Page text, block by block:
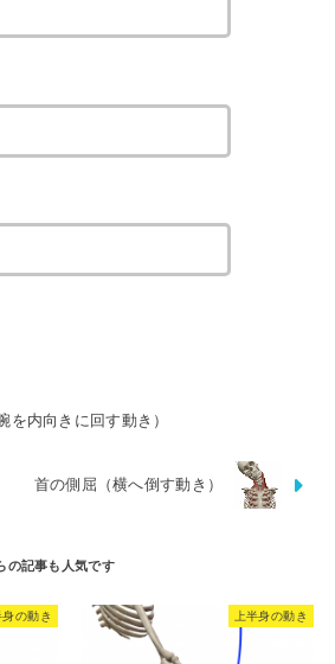
を内向きに回す動き）
首の側屈（横へ倒す動き）
身の動き 上半身の動き